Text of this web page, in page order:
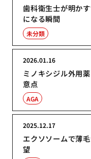
歯科衛生士が明か
になる瞬間
未分類
ミノキシジル外用
意点
2026.01.16
AGA
エクソソームで薄
望
2025.12.17